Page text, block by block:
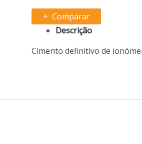
PLUS
AUTOMIXComparar
Descrição
Cimento definitivo de